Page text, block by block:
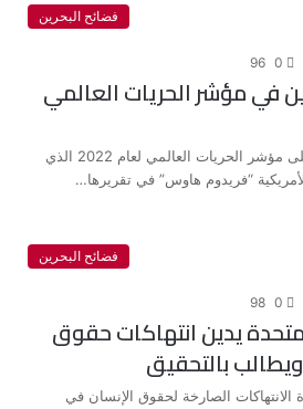
فضائح البحرين
0
96
في مؤشر الحريات العالمي
نالت البحرين حصيلة مخجلة على مؤشر الحريات العالمي لعام 2022 الذي
“فريدوم هاوس” في تقريرها…
فضائح البحرين
0
98
يدين انتهاكات حقوق
بالتحقيق
الصارخة لحقوق الإنسان في